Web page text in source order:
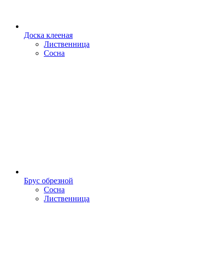
Доска клееная
Лиственница
Сосна
Брус обрезной
Сосна
Лиственница